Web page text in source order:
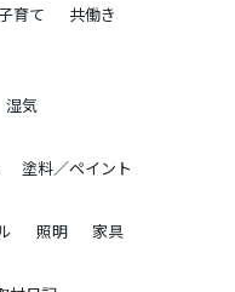
育て
共働き
湿気
塗料／ペイント
照明
家具